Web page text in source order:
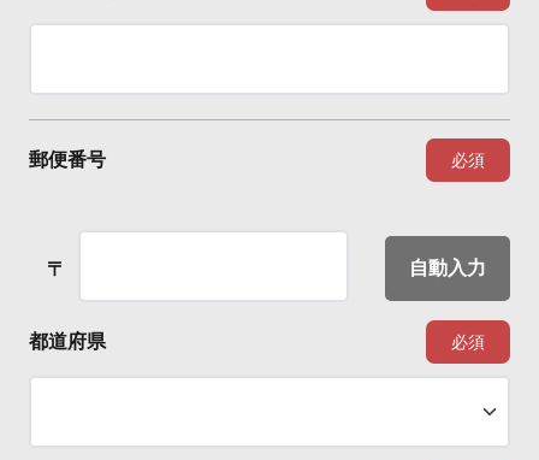
郵便番号 必須
〒 自動入力
都道府県 必須